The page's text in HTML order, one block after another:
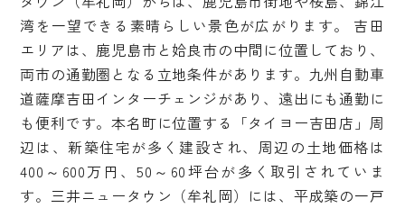
湾を一望できる素晴らしい景色が広がります。 吉田
エリアは、鹿児島市と姶良市の中間に位置しており、
両市の通勤圏となる立地条件があります。九州自動車
道薩摩吉田インターチェンジがあり、遠出にも通勤に
も便利です。本名町に位置する「タイヨー吉田店」周
辺は、新築住宅が多く建設され、周辺の土地価格は
400～600万円、50～60坪台が多く取引されていま
す。三井ニュータウン（牟礼岡）には、平成築の一戸